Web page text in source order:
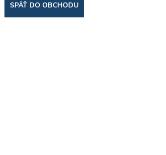
SPÄŤ DO OBCHODU